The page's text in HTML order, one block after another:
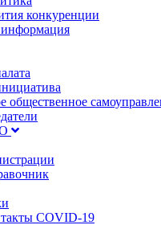
конкуренции
информация
общественное
COVID-19